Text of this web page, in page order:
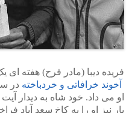
فریده دیبا (مادر فرح) هفته ای
آخوند خرافاتی و خردباخته در
او می داد. خود شاه به دیدار
بار نیز او را به کاخ سعد آباد